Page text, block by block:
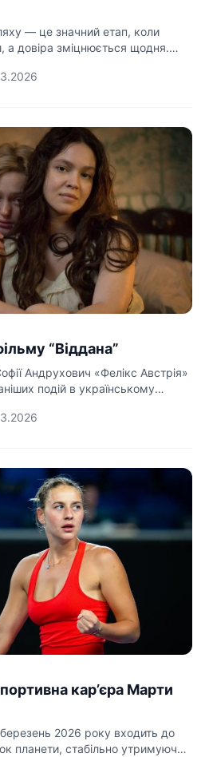
— це значний етап, коли
а довіра зміцнюється щодня.…
“Віддана”
Андрухович «Фелікс Австрія»
подій в українському
жанри…
кар’єра Марти
2026 року входить до
планети, стабільно утримуючи